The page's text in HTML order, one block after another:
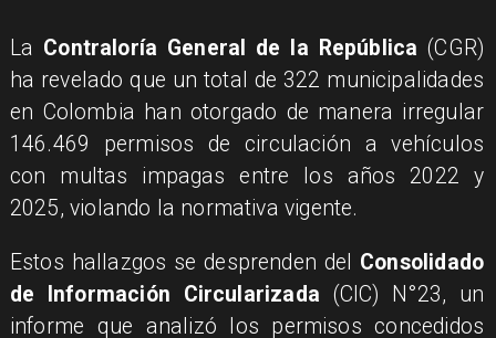
La Contraloría General de la República (CGR)
ha revelado que un total de 322 municipalidades
en Colombia han otorgado de manera irregular
146.469 permisos de circulación a vehículos
con multas impagas entre los años 2022 y
2025, violando la normativa vigente.
Estos hallazgos se desprenden del Consolidado
de Información Circularizada (CIC) N°23, un
informe que analizó los permisos concedidos